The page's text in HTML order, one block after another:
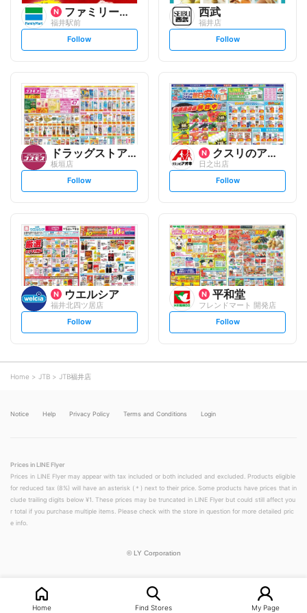
ファミリーマート
福井駅前
s
t
l
o
w
Follow
西武
福井店
s
t
l
o
w
Follow
ドラッグストアコスモス
板垣店
s
t
l
o
w
Follow
クスリのアオキ
日之出店
s
t
l
o
w
Follow
ウエルシア
福井北四ツ居店
s
t
o
w
Follow
平和堂
フレンドマート 開発店
s
t
Follow
Home JTB JTB福井店
Notice Help Privacy Policy Terms and Conditions Login
Prices in LINE Flyer
Prices in LINE Flyer may appear with tax included or both included and excluded. Products eligible
for reduced tax (8%) will have an asterisk (＊) next to their price. Some products have prices that in
clude trailing digits below ¥1. These prices may be truncated in LINE Flyer but could still affect you
r total if you purchase multiple items. Please check with the store in question for more detailed pric
e info.
© LY Corporation
Home Find Stores My Page